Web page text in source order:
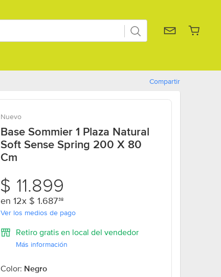
Compartir
Nuevo
Base Sommier 1 Plaza Natural
Soft Sense Spring 200 X 80
Cm
11899
pesos
$ 11.899
en 12x 1687 pesos con 38 centavos
$ 1.68738
Ver los medios de pago
Retiro gratis en local del vendedor
Más información
Color: Negro